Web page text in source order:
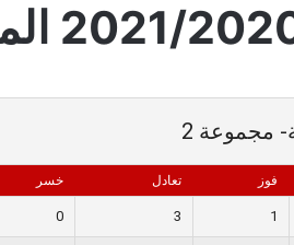
فوز تعادل خسر
1
3
0